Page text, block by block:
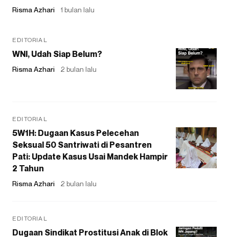
Risma Azhari 1 bulan lalu
EDITORIAL
WNI, Udah Siap Belum?
Risma Azhari 2 bulan lalu
EDITORIAL
5W1H: Dugaan Kasus Pelecehan
Seksual 50 Santriwati di Pesantren
Pati: Update Kasus Usai Mandek Hampir
2 Tahun
Risma Azhari 2 bulan lalu
EDITORIAL
Dugaan Sindikat Prostitusi Anak di Blok